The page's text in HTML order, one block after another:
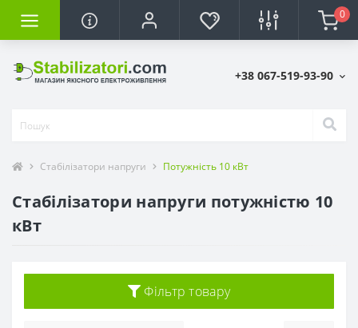
0
+38 067-519-93-90
Стабілізатори напруги Потужність 10 кВт
Стабілізатори напруги потужністю 10
кВт
Фільтр товару